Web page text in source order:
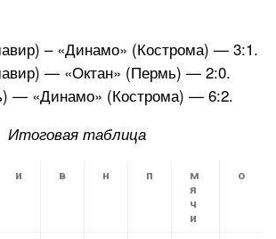
– «Динамо» (Кострома) — 3:1.
— «Октан» (Пермь) — 2:0.
— «Динамо» (Кострома) — 6:2.
Итоговая таблица
и в н п
м
я
ч
и
о